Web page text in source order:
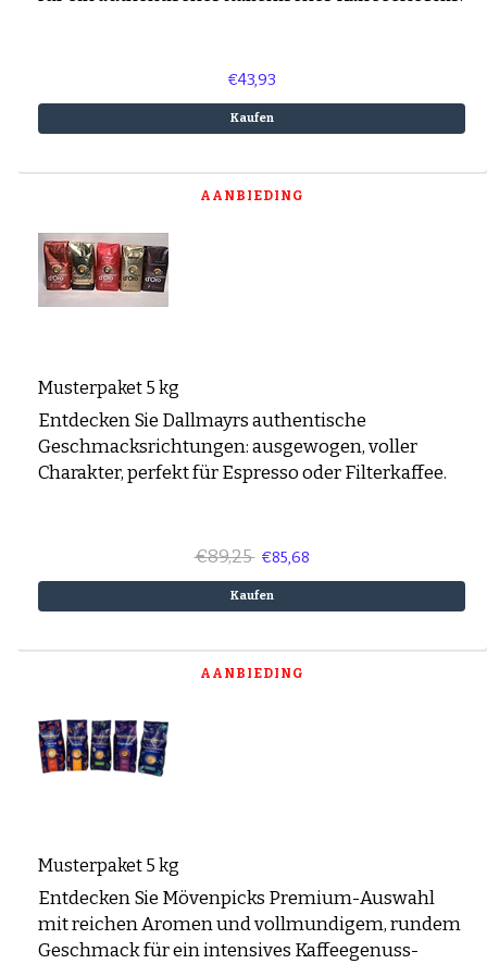
€43,93
Kaufen
AANBIEDING
Musterpaket 5 kg
Entdecken Sie Dallmayrs authentische
Geschmacksrichtungen: ausgewogen, voller
Charakter, perfekt für Espresso oder Filterkaffee.
€89,25 €85,68
Kaufen
AANBIEDING
Musterpaket 5 kg
Entdecken Sie Mövenpicks Premium-Auswahl
mit reichen Aromen und vollmundigem, rundem
Geschmack für ein intensives Kaffeegenuss-